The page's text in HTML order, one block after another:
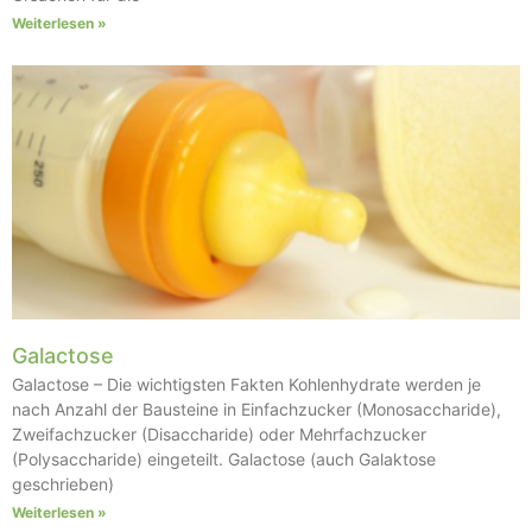
Weiterlesen »
Galactose
Galactose – Die wichtigsten Fakten Kohlenhydrate werden je
nach Anzahl der Bausteine in Einfachzucker (Monosaccharide),
Zweifachzucker (Disaccharide) oder Mehrfachzucker
(Polysaccharide) eingeteilt. Galactose (auch Galaktose
geschrieben)
Weiterlesen »